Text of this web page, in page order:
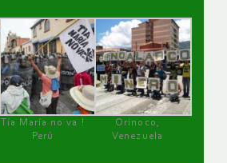
Tía María no va !
Perú
Orinoco,
Venezuela